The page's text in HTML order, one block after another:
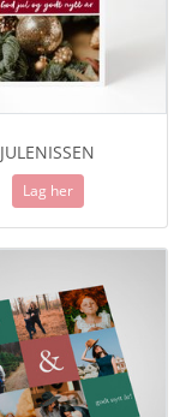
JULENISSEN
Lag her